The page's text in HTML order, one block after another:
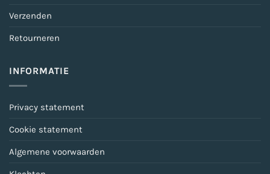
Verzenden
Retourneren
INFORMATIE
Privacy statement
Cookie statement
Algemene voorwaarden